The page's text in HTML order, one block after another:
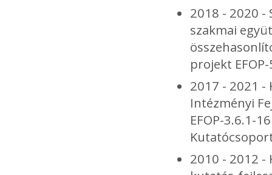
2018 - 2020 -
szakmai
projekt
2017 - 2021 -
Intézményi
EFOP-3.6.1-
2010 - 2012 -